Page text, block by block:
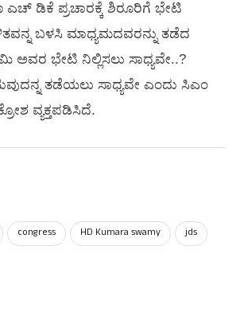
ಎಚ್‌ ಡಿಕೆ ಪ್ರಚಾರಕ್ಕೆ ಶಿರೂರಿಗೆ ಭೇಟಿ
ಬಳಸಿ ಮಾಧ್ಯಮದವರನ್ನು ತಡೆದ
ಅವರ ಭೇಟಿ ನಿಲ್ಲಿಸಲು ಸಾಧ್ಯವೇ..?
ತಡೆಯಲು ಸಾಧ್ಯವೇ ಎಂದು ಸಿಎಂ
ವ್ಯಕ್ತಪಡಿಸಿದೆ.
congress HD Kumara swamy
‌jds